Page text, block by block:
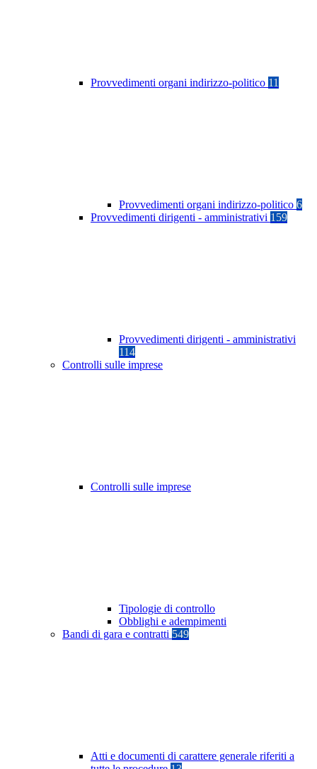
Provvedimenti organi indirizzo-politico 11
Provvedimenti organi indirizzo-politico 6
Provvedimenti dirigenti - amministrativi 159
Provvedimenti dirigenti - amministrativi
114
Controlli sulle imprese
Controlli sulle imprese
Tipologie di controllo
Obblighi e adempimenti
Bandi di gara e contratti 549
Atti e documenti di carattere generale riferiti a